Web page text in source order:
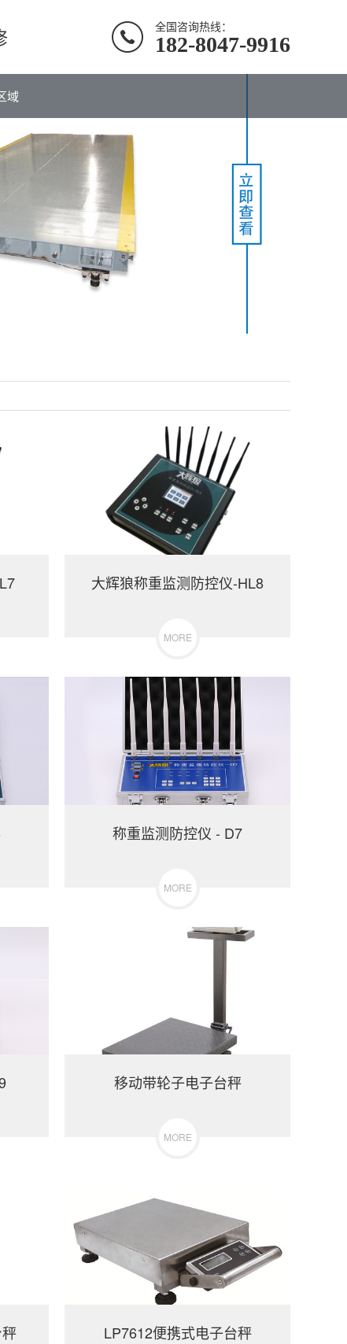
全国咨询热线：
182-8047-9916
域
大辉狼称重监测防控仪-HL8
MORE
称重监测防控仪 - D7
MORE
移动带轮子电子台秤
MORE
LP7612便携式电子台秤